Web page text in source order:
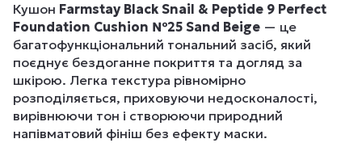
Кушон Farmstay Black Snail & Peptide 9 Perfect
Foundation Cushion №25 Sand Beige — це
багатофункціональний тональний засіб, який
поєднує бездоганне покриття та догляд за
шкірою. Легка текстура рівномірно
розподіляється, приховуючи недосконалості,
вирівнюючи тон і створюючи природний
напівматовий фініш без ефекту маски.